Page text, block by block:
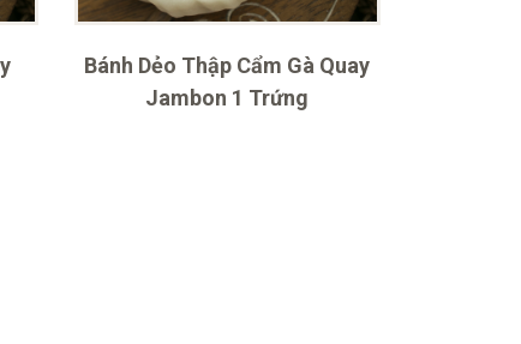
Bánh Dẻo Thập Cẩm Gà Quay
Jambon 1 Trứng